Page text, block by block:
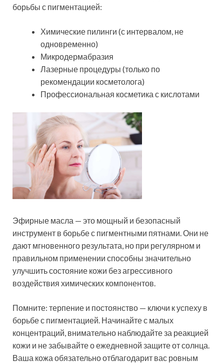
борьбы с пигментацией:
Химические пилинги (с интервалом, не
одновременно)
Микродермабразия
Лазерные процедуры (только по
рекомендации косметолога)
Профессиональная косметика с кислотами
Эфирные масла — это мощный и безопасный
инструмент в борьбе с пигментными пятнами. Они не
дают мгновенного результата, но при регулярном и
правильном применении способны значительно
улучшить состояние кожи без агрессивного
воздействия химических компонентов.
Помните: терпение и постоянство — ключи к успеху в
борьбе с пигментацией. Начинайте с малых
концентраций, внимательно наблюдайте за реакцией
кожи и не забывайте о ежедневной защите от солнца.
Ваша кожа обязательно отблагодарит вас ровным